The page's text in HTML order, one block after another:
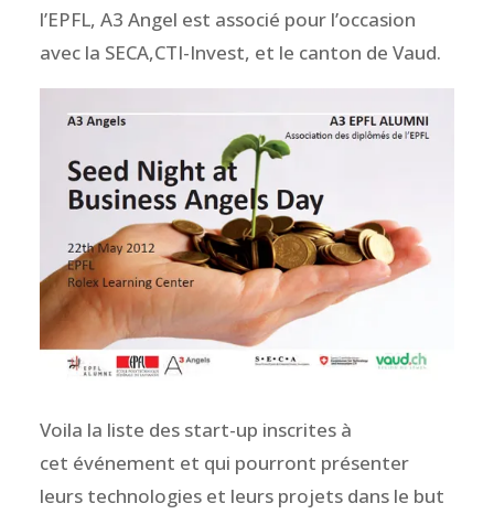
l’EPFL, A3 Angel est associé pour l’occasion
avec la SECA,CTI-Invest, et le canton de Vaud.
Voila la liste des start-up inscrites à
cet événement et qui pourront présenter
leurs technologies et leurs projets dans le but